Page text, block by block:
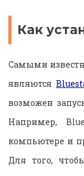
Как
Самыми
являются
возможен
Например,
компьютере и
Для того,